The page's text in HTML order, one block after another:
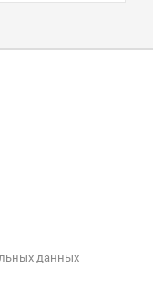
данных